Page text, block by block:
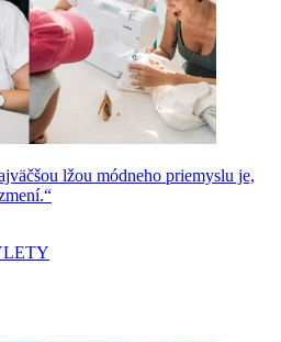
lžou módneho priemyslu je,